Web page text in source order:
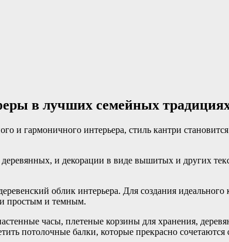
в лучших семейных
и гармоничного интерьера, стиль кантри
и декорации в виде вышитых и других
облик интерьера. Для создания идеального
и простым и темным.
часы, плетеные корзины для хранения,
потолочные балки, которые прекрасно сочетаются